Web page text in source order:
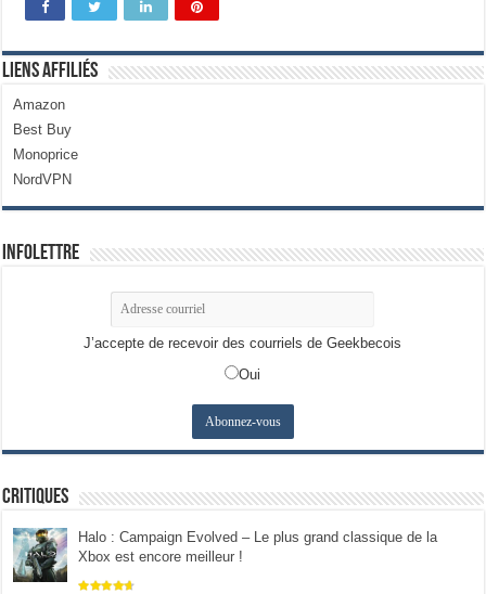
Liens Affiliés
Amazon
Best Buy
Monoprice
NordVPN
Infolettre
J’accepte de recevoir des courriels de Geekbecois
Oui
Critiques
Halo : Campaign Evolved – Le plus grand classique de la
Xbox est encore meilleur !